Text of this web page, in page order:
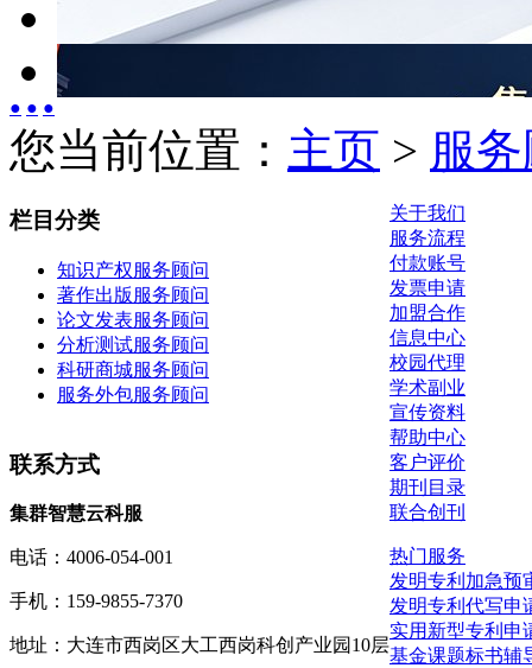
● ● ●
您当前位置： 主页 > 服
栏目分类
知识产权服务顾问
著作出版服务顾问
论文发表服务顾问
分析测试服务顾问
科研商城服务顾问
服务外包服务顾问
联系方式
集群智慧云科服
电话：4006-054-001
手机：159-9855-7370
地址：大连市西岗区大工西岗科创产业园10层
关于我们
服务流程
付款账号
发票申请
加盟合作
信息中心
校园代理
学术副业
宣传资料
帮助中心
客户评价
期刊目录
联合创刊
热门服务
发明专利加急预
发明专利代写申
实用新型专利申
基金课题标书辅